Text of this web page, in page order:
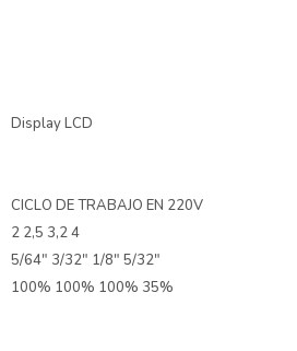
Display LCD
CICLO DE TRABAJO EN 220V
2 2,5 3,2 4
5/64" 3/32" 1/8" 5/32"
100% 100% 100% 35%